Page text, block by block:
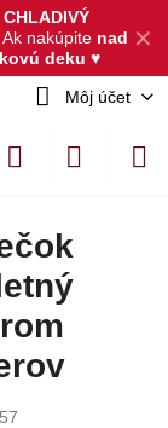
✕
CHLADIVÝ
Ak nakúpite nad
deku ♥
Môj účet